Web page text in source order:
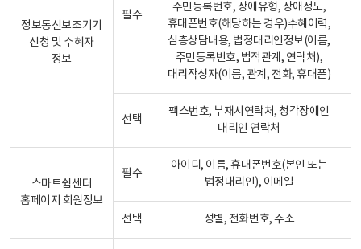
정보통신보조기기
신청 및 수혜자
정보
필수
주민등록번호, 장애유형, 장애정도,
휴대폰번호(해당하는 경우)수혜이력,
심층상담내용, 법정대리인정보(이름,
주민등록번호, 법적관계, 연락처),
대리작성자(이름, 관계, 전화, 휴대폰)
선택
팩스번호, 부재시연락처, 청각장애인
대리인 연락처
스마트쉼센터
홈페이지 회원정보
필수
아이디, 이름, 휴대폰번호(본인 또는
법정대리인), 이메일
선택 성별, 전화번호, 주소